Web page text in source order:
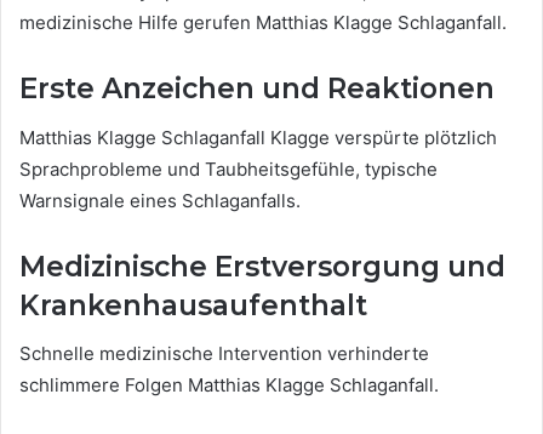
medizinische Hilfe gerufen Matthias Klagge Schlaganfall.
Erste Anzeichen und Reaktionen
Matthias Klagge Schlaganfall Klagge verspürte plötzlich
Sprachprobleme und Taubheitsgefühle, typische
Warnsignale eines Schlaganfalls.
Medizinische Erstversorgung und
Krankenhausaufenthalt
Schnelle medizinische Intervention verhinderte
schlimmere Folgen Matthias Klagge Schlaganfall.